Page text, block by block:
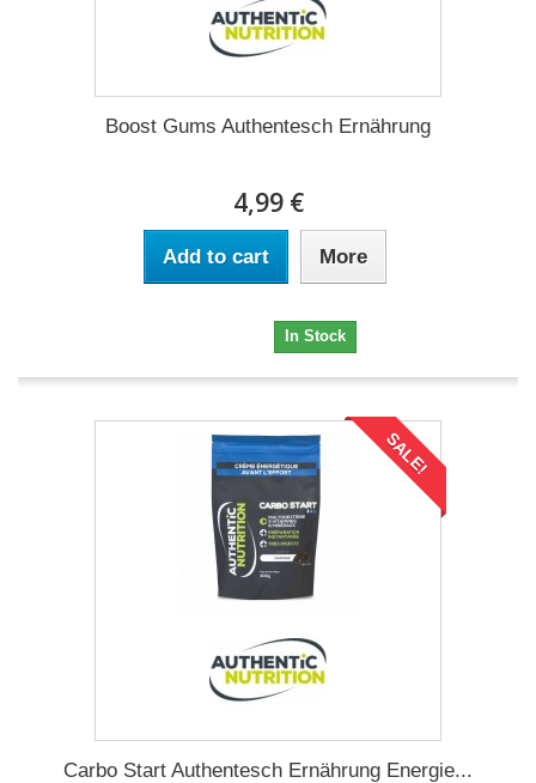
Boost Gums Authentesch Ernährung
4,99 €
Add to cart More
In Stock
SALE!
Carbo Start Authentesch Ernährung Energie...